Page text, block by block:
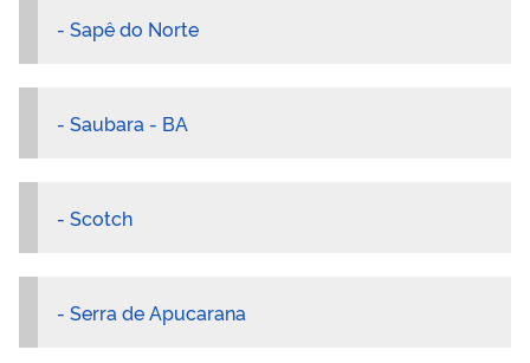
- Sapê do Norte
- Saubara - BA
- Scotch
- Serra de Apucarana